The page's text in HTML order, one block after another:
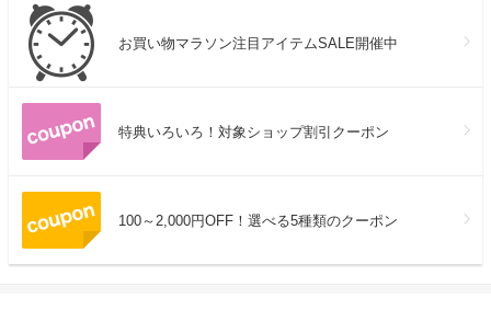
お買い物マラソン注目アイテムSALE開催中
特典いろいろ！対象ショップ割引クーポン
100～2,000円OFF！選べる5種類のクーポン